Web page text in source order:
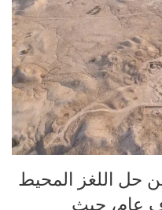
حل اللغز المحيط
عمره 4 آلاف عام، حيث